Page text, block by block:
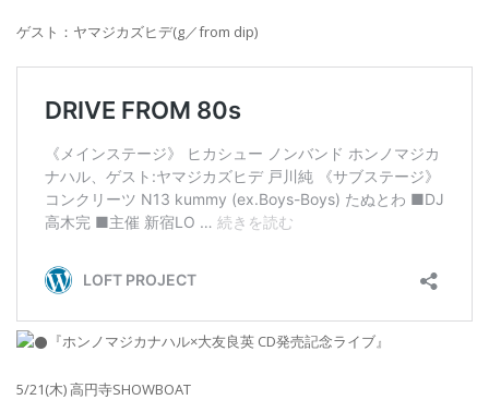
ゲスト：ヤマジカズヒデ(g／from dip)
『ホンノマジカナハル×大友良英 CD発売記念ライブ』
5/21(木) 高円寺SHOWBOAT